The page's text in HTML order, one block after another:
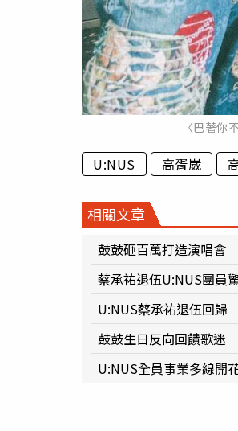
〈巴著你
U:NUS 高胥崴
相關文章
鼓鼓砸百萬打造演唱會
蔡承祐退伍U:NUS團員
U:NUS蔡承祐退伍回
鼓鼓生日反向回饋歌迷
U:NUS全員事業多線